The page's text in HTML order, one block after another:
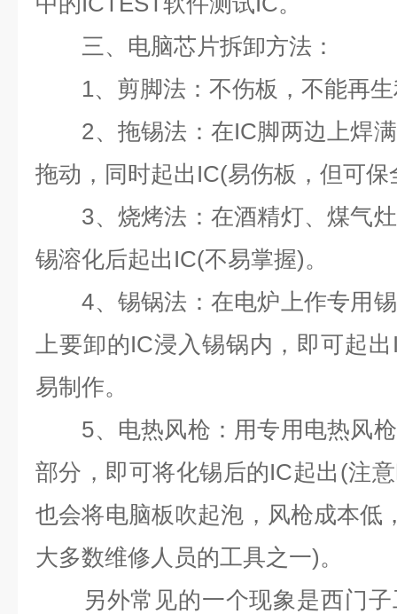
三、电脑芯片拆卸方法：
1、剪脚法：不伤板，不能再
2、拖锡法：在IC脚两边上焊
拖动，同时起出 IC(易伤板，但可保
3、烧烤法：在酒精灯、煤气
锡溶化后起出 IC(不易掌握)。
4、锡锅法：在电炉上作专用
上要卸的IC浸入锡锅内，即可起出
易制作。
5、电热风枪：用专用电热风
部分，即可将化锡后的IC起出 (注
也会将电脑板吹起泡，风枪成本低
大多数维修人员的工具之一)。
另外常见的一个现象是西门子